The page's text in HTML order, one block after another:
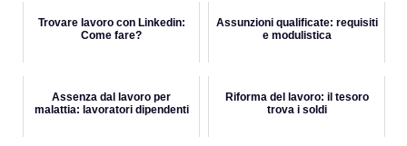
Trovare lavoro con Linkedin:
Come fare?
Assunzioni qualificate: requisiti
e modulistica
Assenza dal lavoro per
malattia: lavoratori dipendenti
Riforma del lavoro: il tesoro
trova i soldi